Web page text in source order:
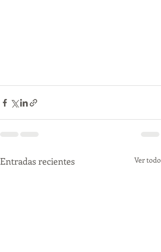
Entradas recientes Ver todo